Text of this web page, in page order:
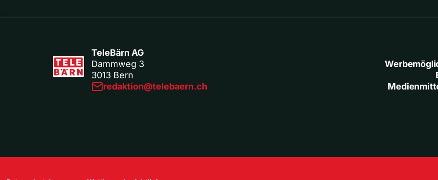
TeleBärn AG
Dammweg 3
3013 Bern
redaktion@telebaern.ch